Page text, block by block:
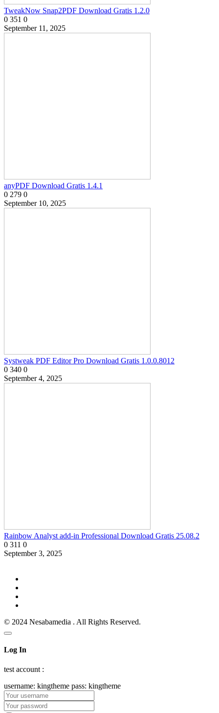
TweakNow Snap2PDF Download Gratis 1.2.0
0 351 0
September 11, 2025
anyPDF Download Gratis 1.4.1
0 279 0
September 10, 2025
Systweak PDF Editor Pro Download Gratis 1.0.0.8012
0 340 0
September 4, 2025
Rainbow Analyst add-in Professional Download Gratis 25.08.2
0 311 0
September 3, 2025
© 2024 Nesabamedia . All Rights Reserved.
Log In
test account :
username: kingtheme pass: kingtheme